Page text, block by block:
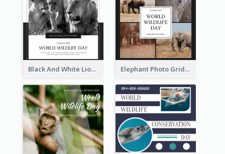
Black And White Lion World Wildlife Day Instagram Post Elephant Photo Grid World Wildlife Day Instagram Post